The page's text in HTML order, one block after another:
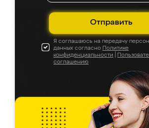
Отправить
Я соглашаюсь на передачу
данных согласно Политике
конфиденциальности
соглашению